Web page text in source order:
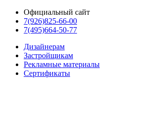
Официальный сайт
7(926)825-66-00
7(495)664-50-77
Дизайнерам
Застройщикам
Рекламные материалы
Сертификаты